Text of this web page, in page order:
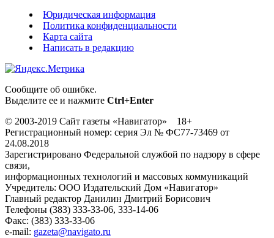
Юридическая информация
Политика конфиденциальности
Карта сайта
Написать в редакцию
Сообщите об ошибке.
Выделите ее и нажмите Ctrl+Enter
© 2003-2019 Сайт газеты «Навигатор» 18+
Регистрационный номер: серия Эл № ФС77-73469 от
24.08.2018
Зарегистрировано Федеральной службой по надзору в сфере
связи,
информационных технологий и массовых коммуникаций
Учредитель: ООО Издательский Дом «Навигатор»
Главный редактор Данилин Дмитрий Борисович
Телефоны (383) 333-33-06, 333-14-06
Факс: (383) 333-33-06
e-mail: gazeta@navigato.ru